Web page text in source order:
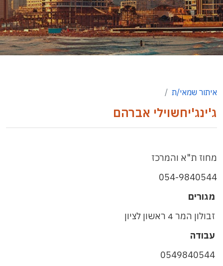
איתור שמאי/ת
ג'ינג'יחשוילי אברהם
מחוז ת"א והמרכז
054-9840544
מגורים
זבולון המר 4 ראשון לציון
עבודה
0549840544